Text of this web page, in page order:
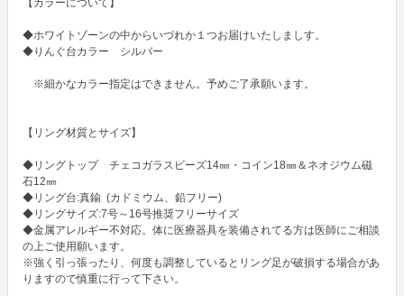
【カラーについて】
◆ホワイトゾーンの中からいづれか１つお届けいたしましす。
◆りんぐ台カラー　シルバー
※細かなカラー指定はできません。予めご了承願います。
【リング材質とサイズ】
◆リングトップ　チェコガラスビーズ14㎜・コイン18㎜＆ネオジウム磁
石12㎜
◆リング台:真鍮  (カドミウム、鉛フリー)
◆リングサイズ:7号～16号推奨フリーサイズ
◆金属アレルギー不対応。体に医療器具を装備されてる方は医師にご相談
の上ご使用願います。
※強く引っ張ったり、何度も調整しているとリング足が破損する場合があ
りますので慎重に行って下さい。